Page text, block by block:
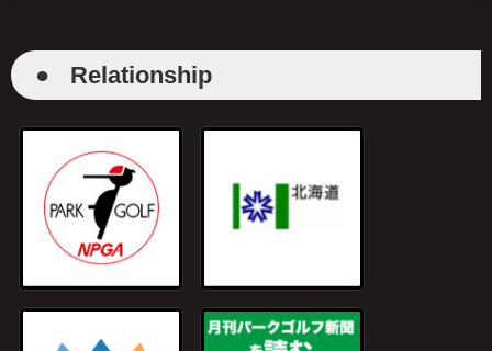
● Relationship